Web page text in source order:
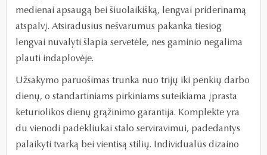
medienai apsaugą bei šiuolaikišką, lengvai priderinamą
atspalvį. Atsiradusius nešvarumus pakanka tiesiog
lengvai nuvalyti šlapia servetėle, nes gaminio negalima
plauti indaplovėje.
Užsakymo paruošimas trunka nuo trijų iki penkių darbo
dienų, o standartiniams pirkiniams suteikiama įprasta
keturiolikos dienų grąžinimo garantija. Komplekte yra
du vienodi padėkliukai stalo serviravimui, padedantys
palaikyti tvarką bei vientisą stilių. Individualūs dizaino